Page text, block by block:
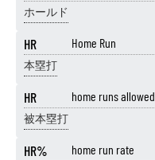
ホールド
HR Home Run
本塁打
HR home runs allowed
被本塁打
HR% home run rate